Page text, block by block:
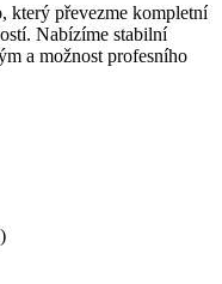
který převezme kompletní
Nabízíme stabilní
a možnost profesního